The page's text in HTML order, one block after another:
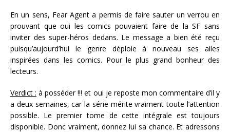
En un sens, Fear Agent a permis de faire sauter un verrou en
prouvant que oui les comics pouvaient faire de la SF sans
inviter des super-héros dedans. Le message a bien été reçu
puisqu’aujourd’hui le genre déploie à nouveau ses ailes
inspirées dans les comics. Pour le plus grand bonheur des
lecteurs.
Verdict : à posséder !!! et oui je reposte mon commentaire d’il y
a deux semaines, car la série mérite vraiment toute l’attention
possible. Le premier tome de cette intégrale est toujours
disponible. Donc vraiment, donnez lui sa chance. Et adressons